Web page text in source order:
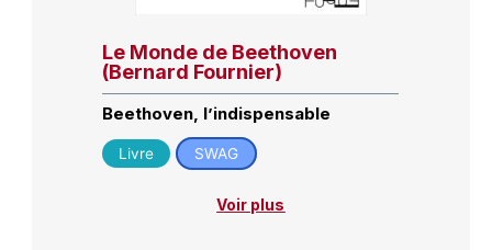
Le Monde de Beethoven
(Bernard Fournier)
Beethoven, l’indispensable
Livre SWAG
Voir plus